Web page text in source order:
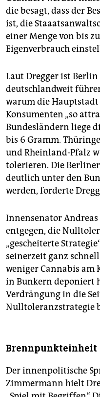
die besagt, dass der
ist, die
einer Menge von bis
Eigenverbrauch
Laut Dregger ist
deutschlandweit
warum die
Konsumenten „so
Bundesländern liege
bis 6 Gramm.
und Rheinland-Pfalz
tolerieren. Die
deutlich unter den
werden, forderte
Innensenator Andreas
entgegen, die
„gescheiterte
seinerzeit ganz
weniger Cannabis am
in Bunkern deponiert
Verdrängung in die
Nulltoleranzstrategie
Brennpunkteinheit
Der innenpolitische
Zimmermann hielt